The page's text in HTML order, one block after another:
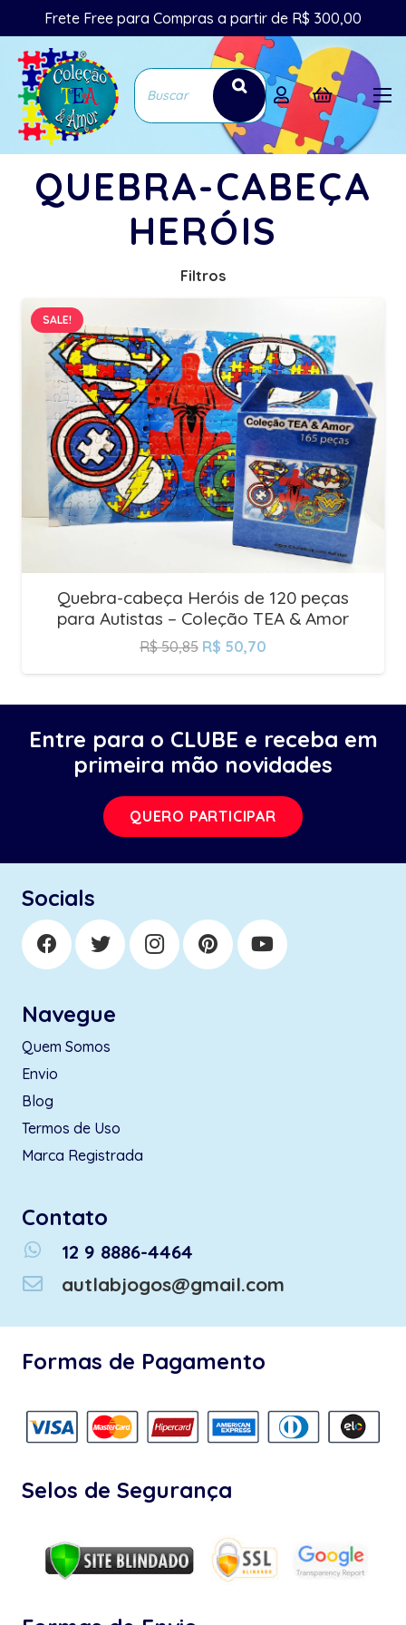
Frete Free para Compras a partir de R$ 300,00
QUEBRA-CABEÇA
HERÓIS
Filtros
SALE!
Quebra-cabeça Heróis de 120 peças
para Autistas – Coleção TEA & Amor
R$50,85 R$ 50,70
Entre para o CLUBE e receba em
primeira mão novidades
QUERO PARTICIPAR
Socials
Navegue
Quem Somos
Envio
Blog
Termos de Uso
Marca Registrada
Contato
whatsapp
12 9 8886-4464
autlabjogos@gmail.com
Formas de Pagamento
Selos de Segurança